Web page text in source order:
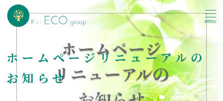
MENU
ホームページリニューアルの
お知らせ
更新日
2021-11-02 カテゴリー
お知らせ